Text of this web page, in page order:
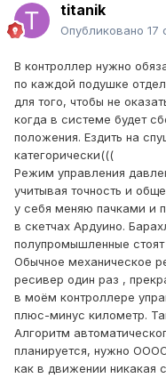
titanik
Опубликовано 17
В контроллер нужно
по каждой подушке
для того, чтобы не
когда в системе будет
положения. Ездить на
категорически(((
Режим управления
учитывая точность и
у себя меняю пачками и
в скетчах Ардуино.
полупромышленные
Обычное механическое
ресивер один раз ,
в моём контроллере
плюс-минус километр.
Алгоритм
планируется, нужно
как в движении никакая